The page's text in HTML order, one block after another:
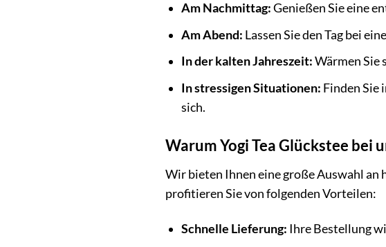
Am Nachmittag:Genießen Sie eine
Am Abend: Lassen Sie den Tag bei
In der kalten Jahreszeit:Wärmen Sie
In stressigen Situationen: Finden Sie
sich.
Warum Yogi Tea Glückstee bei
Wir bieten Ihnen eine große Auswahl an
profitieren Sie von folgenden Vorteilen:
Schnelle Lieferung: Ihre Bestellung